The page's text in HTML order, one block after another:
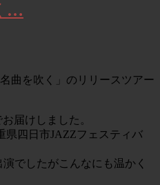
…
曲を吹く」のリリースツアー
届けしました。
県四日市JAZZフェスティバ
でしたがこんなにも温かく